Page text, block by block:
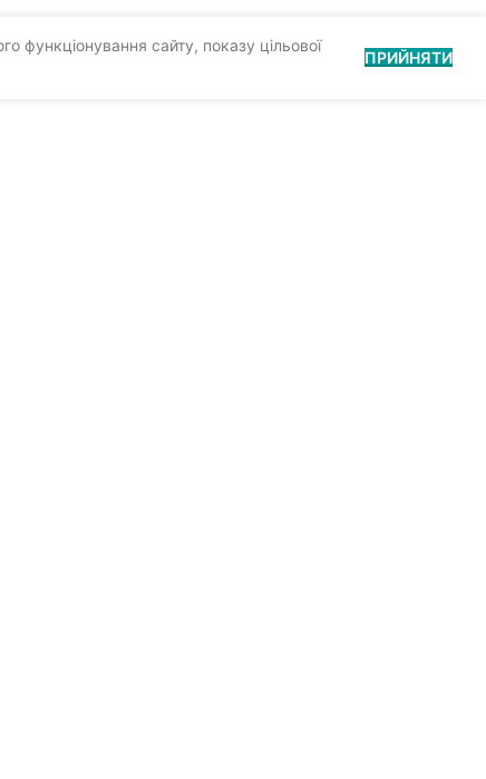
функціонування сайту, показу цільової
ПРИЙНЯТИ